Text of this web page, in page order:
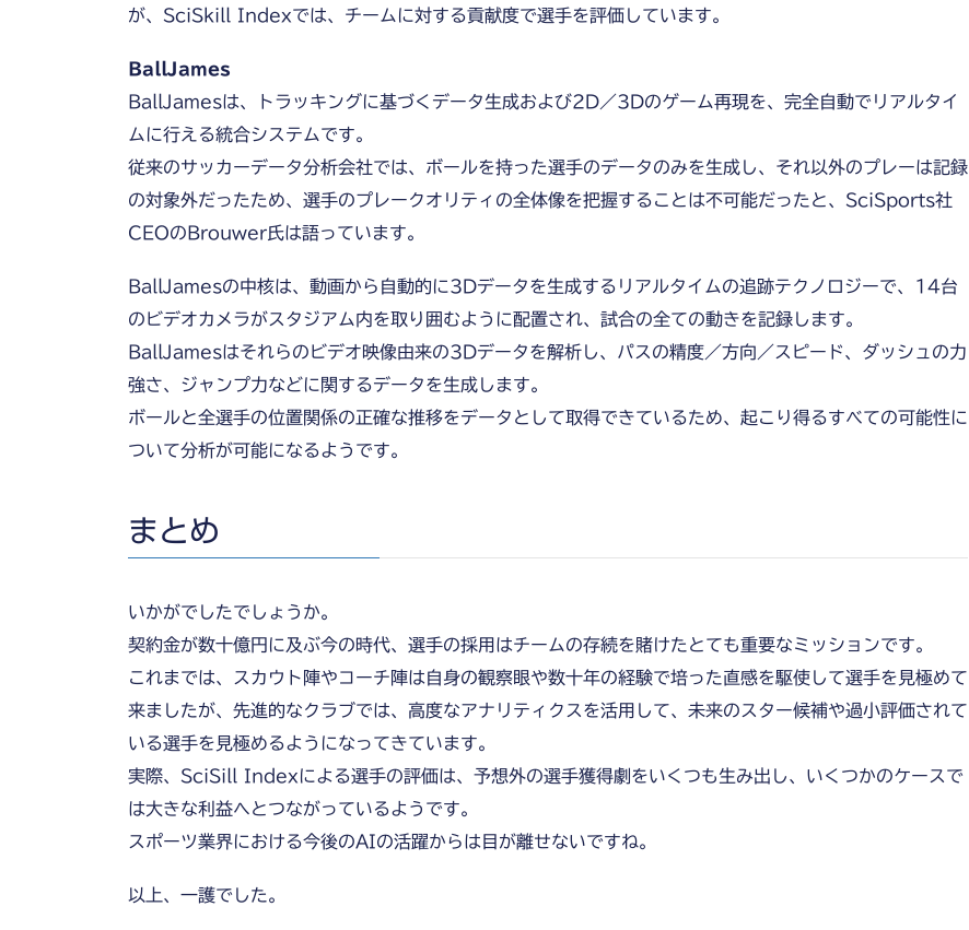
が、SciSkill Indexでは、チームに対する貢献度で選手を評価しています。
BallJames
BallJamesは、トラッキングに基づくデータ生成および2D／3Dのゲーム再現を、完全自動でリアルタイ
ムに行える統合システムです。
従来のサッカーデータ分析会社では、ボールを持った選手のデータのみを生成し、それ以外のプレーは記録
の対象外だったため、選手のプレークオリティの全体像を把握することは不可能だったと、SciSports社
CEOのBrouwer氏は語っています。
BallJamesの中核は、動画から自動的に3Dデータを生成するリアルタイムの追跡テクノロジーで、14台
のビデオカメラがスタジアム内を取り囲むように配置され、試合の全ての動きを記録します。
BallJamesはそれらのビデオ映像由来の3Dデータを解析し、パスの精度／方向／スピード、ダッシュの力
強さ、ジャンプ力などに関するデータを生成します。
ボールと全選手の位置関係の正確な推移をデータとして取得できているため、起こり得るすべての可能性に
ついて分析が可能になるようです。
まとめ
いかがでしたでしょうか。
契約金が数十億円に及ぶ今の時代、選手の採用はチームの存続を賭けたとても重要なミッションです。
これまでは、スカウト陣やコーチ陣は自身の観察眼や数十年の経験で培った直感を駆使して選手を見極めて
来ましたが、先進的なクラブでは、高度なアナリティクスを活用して、未来のスター候補や過小評価されて
いる選手を見極めるようになってきています。
実際、SciSill Indexによる選手の評価は、予想外の選手獲得劇をいくつも生み出し、いくつかのケースで
は大きな利益へとつながっているようです。
スポーツ業界における今後のAIの活躍からは目が離せないですね。
以上、一護でした。